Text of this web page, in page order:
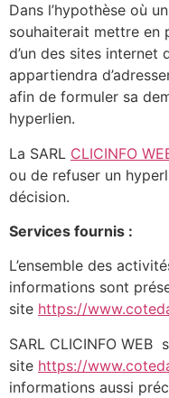
Dans l’hypothèse où
souhaiterait mettre en
d’un des sites internet
appartiendra
afin de formuler sa
hyperlien.
La SARL CLICINFO
ou de refuser un
décision.
Services fournis :
L’ensemble des
informations sont
site https://
SARL CLICINFO WEB
site https://
informations aussi